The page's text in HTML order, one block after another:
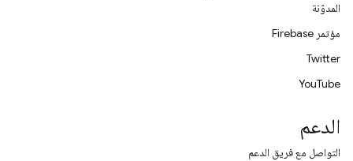
المدوّنة
مؤتمر Firebase
Twitter
YouTube
الدعم
التواصل مع فريق الدعم